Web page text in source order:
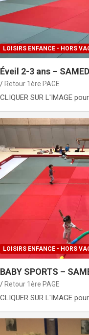
LOISIRS ENFANCE - HORS
Éveil 2-3 ans –
Retour 1ère PAGE
CLIQUER SUR L'IMAGE
LOISIRS ENFANCE - HORS
BABY SPORTS –
Retour 1ère PAGE
CLIQUER SUR L'IMAGE